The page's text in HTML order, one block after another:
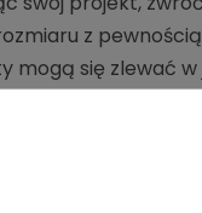
z
mogą się zlewać
obrazuje Twoją